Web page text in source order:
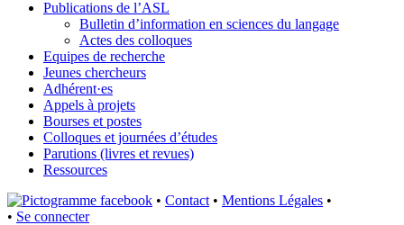
Publications de l’ASL
Bulletin d’information en sciences du langage
Actes des colloques
Equipes de recherche
Jeunes chercheurs
Adhérent·es
Appels à projets
Bourses et postes
Colloques et journées d’études
Parutions (livres et revues)
Ressources
• Contact • Mentions Légales •
• Se connecter